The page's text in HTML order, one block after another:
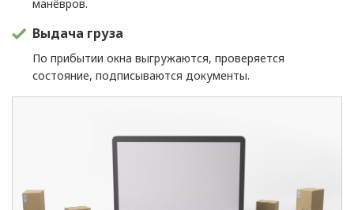
манёвров.
Выдача груза
По прибытии окна выгружаются, проверяется
состояние, подписываются документы.